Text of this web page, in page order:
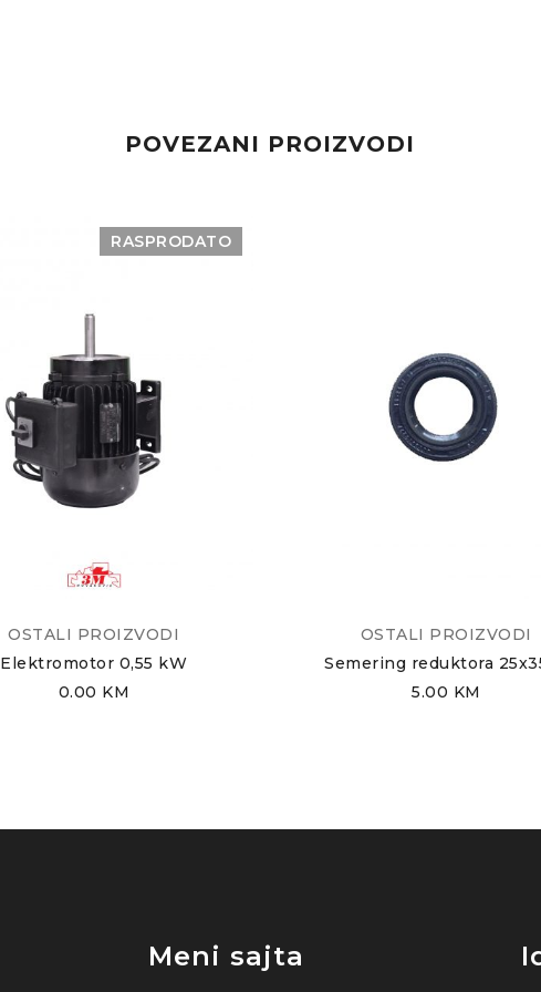
POVEZANI PROIZVODI
RASPRODATO
OSTALI PROIZVODI
Elektromotor 0,55 kW
0.00 KM
OSTALI PROIZVODI
Semering reduktora
5.00 KM
Meni sajta